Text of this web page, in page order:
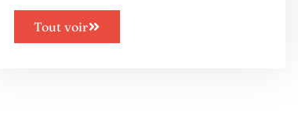
Tout voir